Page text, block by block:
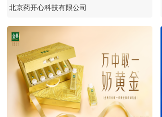
北京药开心科技有限公司